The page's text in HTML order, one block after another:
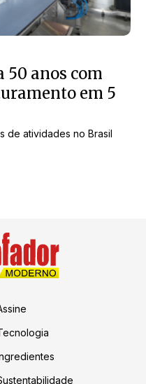
anos com
em 5
de atividades no Brasil